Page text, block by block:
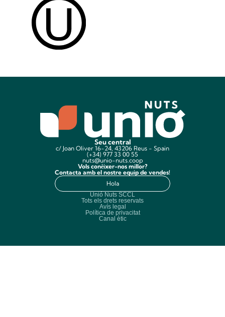
Vols conèixer-nos millor?
Contacta amb el nostre equip de vendes!
Hola
Seu central
c/ Joan Oliver 16-24, 43206 Reus - Spain
(+34) 977 33 00 55
nuts@unio-nuts.coop
Unió Nuts SCCL
Tots els drets reservats
Avís legal
Política de privacitat
Canal ètic